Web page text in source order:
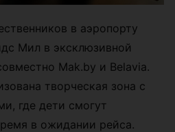
в аэропорту
Мил в эксклюзивной
Mak.by и Belavia.
творческая зона с
где дети смогут
в ожидании рейса.